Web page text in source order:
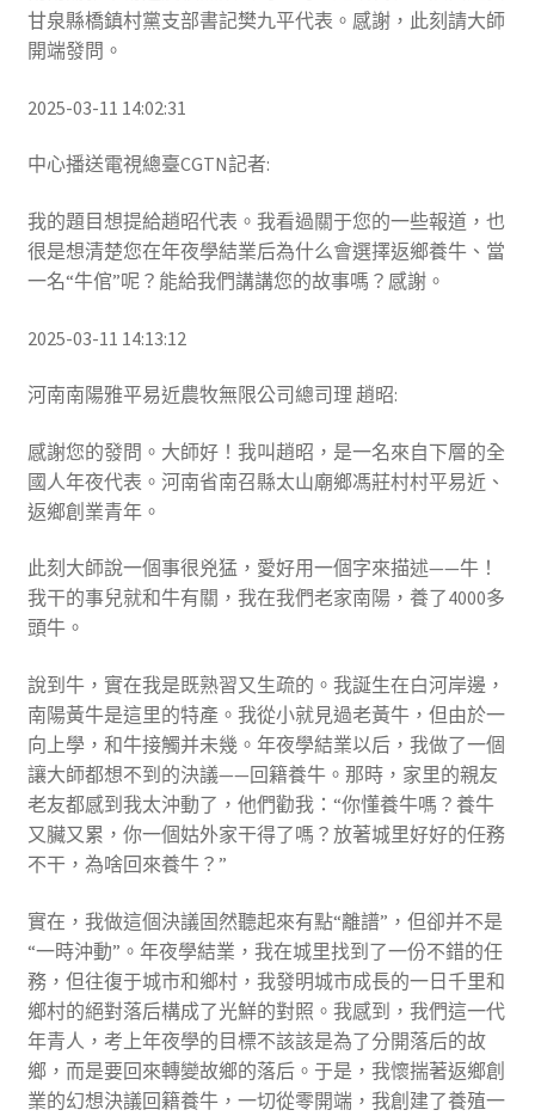
甘泉縣橋鎮村黨支部書記樊九平代表。感謝，此刻請大師
開端發問。
2025-03-11 14:02:31
中心播送電視總臺CGTN記者:
我的題目想提給趙昭代表。我看過關于您的一些報道，也
很是想清楚您在年夜學結業后為什么會選擇返鄉養牛、當
一名“牛倌”呢？能給我們講講您的故事嗎？感謝。
2025-03-11 14:13:12
河南南陽雅平易近農牧無限公司總司理 趙昭:
感謝您的發問。大師好！我叫趙昭，是一名來自下層的全
國人年夜代表。河南省南召縣太山廟鄉馮莊村村平易近、
返鄉創業青年。
此刻大師說一個事很兇猛，愛好用一個字來描述——牛！
我干的事兒就和牛有關，我在我們老家南陽，養了4000多
頭牛。
說到牛，實在我是既熟習又生疏的。我誕生在白河岸邊，
南陽黃牛是這里的特產。我從小就見過老黃牛，但由於一
向上學，和牛接觸并未幾。年夜學結業以后，我做了一個
讓大師都想不到的決議——回籍養牛。那時，家里的親友
老友都感到我太沖動了，他們勸我：“你懂養牛嗎？養牛
又臟又累，你一個姑外家干得了嗎？放著城里好好的任務
不干，為啥回來養牛？”
實在，我做這個決議固然聽起來有點“離譜”，但卻并不是
“一時沖動”。年夜學結業，我在城里找到了一份不錯的任
務，但往復于城市和鄉村，我發明城市成長的一日千里和
鄉村的絕對落后構成了光鮮的對照。我感到，我們這一代
年青人，考上年夜學的目標不該該是為了分開落后的故
鄉，而是要回來轉變故鄉的落后。于是，我懷揣著返鄉創
業的幻想決議回籍養牛，一切從零開端，我創建了養殖一